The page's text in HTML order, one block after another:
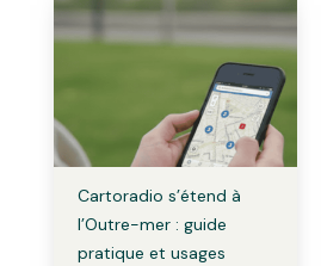
Cartoradio s’étend à
l’Outre-mer : guide
pratique et usages